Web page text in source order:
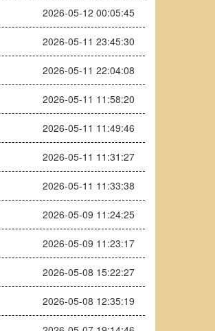
2026-05-12 00:05:45
2026-05-11 23:45:30
2026-05-11 22:04:08
2026-05-11 11:58:20
2026-05-11 11:49:46
2026-05-11 11:31:27
2026-05-11 11:33:38
2026-05-09 11:24:25
2026-05-09 11:23:17
2026-05-08 15:22:27
2026-05-08 12:35:19